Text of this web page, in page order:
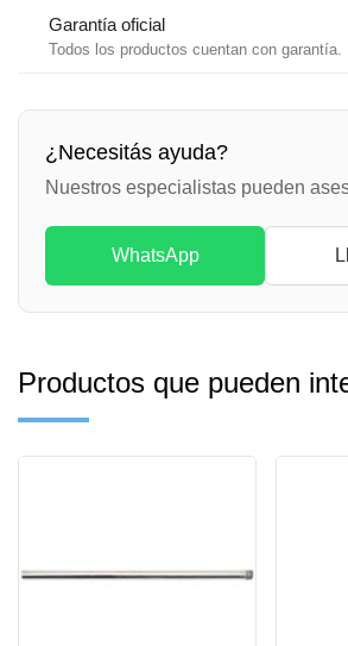
Garantía oficial
Todos los productos cuentan con garantía.
¿Necesitás ayuda?
Nuestros especialistas pueden
WhatsApp
Productos que pueden